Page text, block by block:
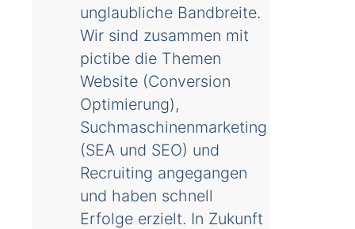
unglaubliche Bandbreite.
Wir sind zusammen mit
pictibe die Themen
Website (Conversion
Optimierung),
Suchmaschinenmarketing
(SEA und SEO) und
Recruiting angegangen
und haben schnell
Erfolge erzielt. In Zukunft